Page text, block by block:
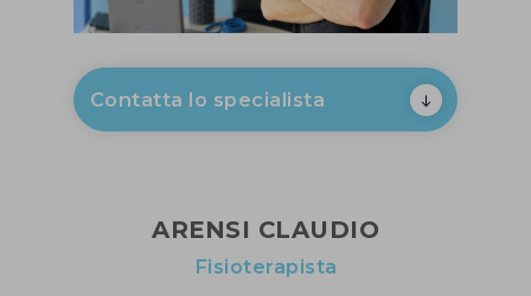
Contatta lo specialista
ARENSI CLAUDIO
Fisioterapista